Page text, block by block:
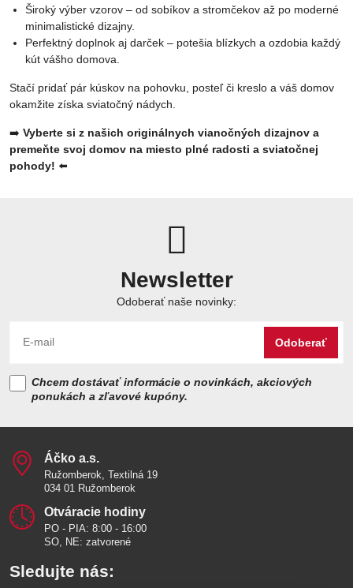
Široký výber vzorov – od sobíkov a stromčekov až po moderné
minimalistické dizajny.
Perfektný doplnok aj darček – potešia blízkych a ozdobia každý
kút vášho domova.
Stačí pridať pár kúskov na pohovku, posteľ či kreslo a váš domov
okamžite získa sviatočný nádych.
➡️ Vyberte si z našich originálnych vianočných dizajnov a
premeňte svoj domov na miesto plné radosti a sviatočnej
pohody! ⬅️
Newsletter
Odoberať naše novinky:
Odoberať
Chcem dostávať informácie o novinkách, akciových
ponukách a zľavové kupóny.
Áčko a​.s​.
Ružomberok, Textilná 19
034 01 Ružomberok
Otváracie hodiny
PO - PIA: 8:00 - 16:00
SO, NE: zatvorené
Sledujte nás: